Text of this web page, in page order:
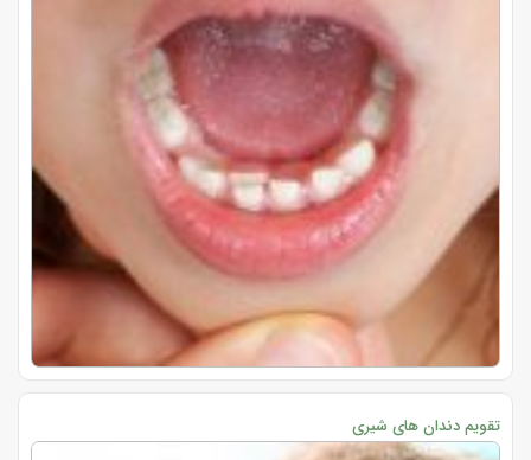
تقویم دندان های شیری